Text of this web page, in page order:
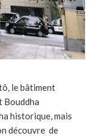
le bâtiment
Bouddha
historique, mais
découvre de